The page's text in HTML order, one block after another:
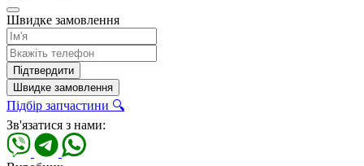
Швидке замовлення
Підтвердити
Швидке замовлення
Підбір запчастини 🔍
Зв'язатися з нами: